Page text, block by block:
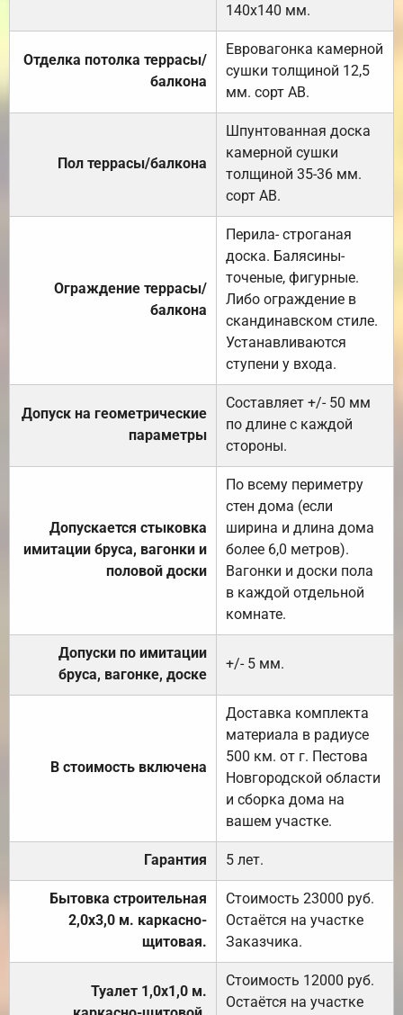
140х140 мм.
Отделка потолка террасы/
балкона
Евровагонка камерной
сушки толщиной 12,5
мм. сорт АВ.
Пол террасы/балкона
Шпунтованная доска
камерной сушки
толщиной 35-36 мм.
сорт АВ.
Ограждение террасы/
балкона
Перила- строганая
доска. Балясины-
точеные, фигурные.
Либо ограждение в
скандинавском стиле.
Устанавливаются
ступени у входа.
Допуск на геометрические
параметры
Составляет +/- 50 мм
по длине с каждой
стороны.
Допускается стыковка
имитации бруса, вагонки и
половой доски
По всему периметру
стен дома (если
ширина и длина дома
более 6,0 метров).
Вагонки и доски пола
в каждой отдельной
комнате.
Допуски по имитации
бруса, вагонке, доске
+/- 5 мм.
В стоимость включена
Доставка комплекта
материала в радиусе
500 км. от г. Пестова
Новгородской области
и сборка дома на
вашем участке.
Гарантия 5 лет.
Бытовка строительная
2,0х3,0 м. каркасно-
щитовая.
Стоимость 23000 руб.
Остаётся на участке
Заказчика.
Туалет 1,0х1,0 м.
Стоимость 12000 руб.
Остаётся на участке